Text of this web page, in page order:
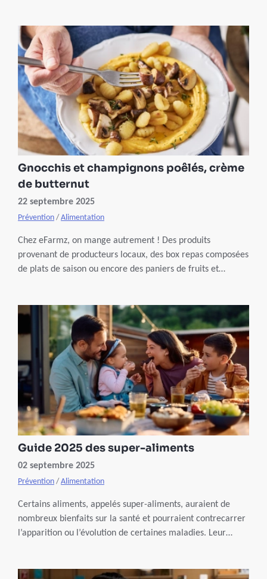
Gnocchis et champignons poêlés, crème
de butternut
22 septembre 2025
Prévention / Alimentation
Chez eFarmz, on mange autrement ! Des produits
provenant de producteurs locaux, des box repas composées
de plats de saison ou encore des paniers de fruits et
Guide 2025 des super-aliments
02 septembre 2025
Prévention / Alimentation
Certains aliments, appelés super-aliments, auraient de
nombreux bienfaits sur la santé et pourraient contrecarrer
l’apparition ou l’évolution de certaines maladies. Leur
Focus sur 10 " super-aliments " à ajouter dans notre